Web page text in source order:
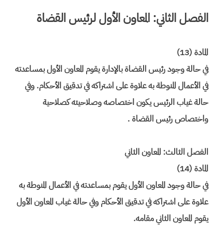
الفصل الثاني: المعاون الأول لرئيس القضاة
المادة (13)
في حالة وجود رئيس القضاة بالإدارة يقوم المعاون الأول بمساعدته
في الأعمال المنوطة به علاوة على اشتراكه في تدقيق الأحكام. وفي
حالة غياب الرئيس يكون اختصاصه وصلاحيته كصلاحية
واختصاص رئيس القضاة .
الفصل الثالث: المعاون الثاني
المادة (14)
في حالة وجود المعاون الأول يقوم بمساعدته في الأعمال المنوطة به
علاوة على اشتراكه في تدقيق الأحكام وفي حالة غياب المعاون الأول
يقوم المعاون الثاني مقامه.